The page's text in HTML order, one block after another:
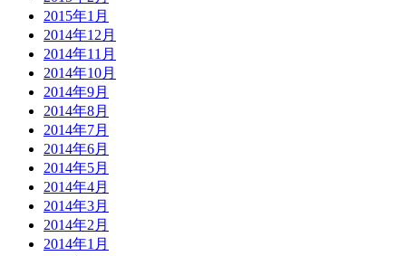
2015年1月
2014年12月
2014年11月
2014年10月
2014年9月
2014年8月
2014年7月
2014年6月
2014年5月
2014年4月
2014年3月
2014年2月
2014年1月